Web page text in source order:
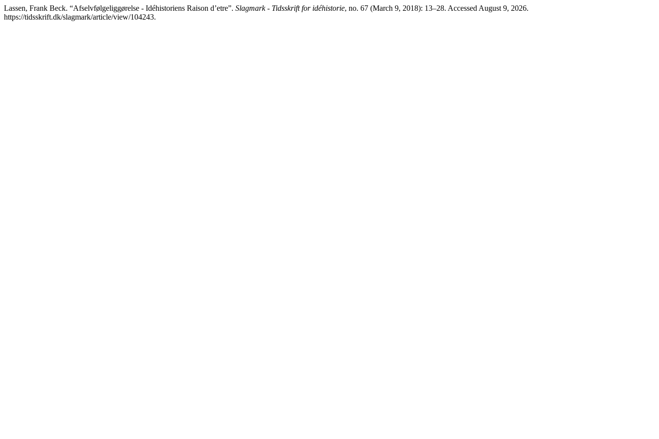
Lassen, Frank Beck. “Afselvfølgeliggørelse - Idéhistoriens Raison d’etre”. Slagmark - Tidsskrift for idéhistorie, no. 67 (March 9, 2018): 13–28. Accessed August 9, 2026.
https://tidsskrift.dk/slagmark/article/view/104243.